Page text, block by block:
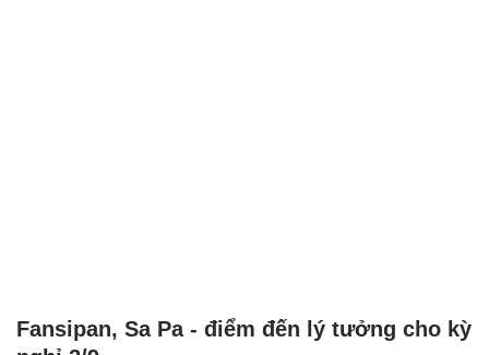
Fansipan, Sa Pa - điểm đến lý tưởng cho kỳ